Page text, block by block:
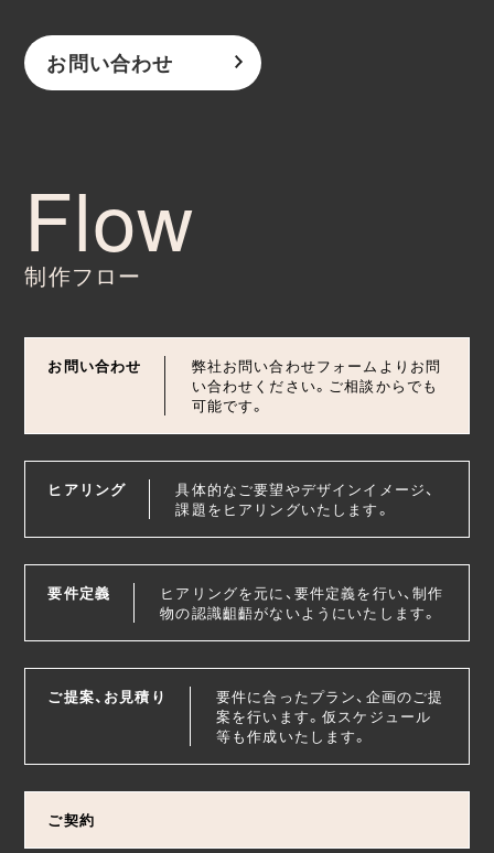
お問い合わせ
制作フロー
お問い合わせ
弊社お問い合わせフォームよりお問
い合わせください。ご相談からでも
可能です。
ヒアリング
具体的なご要望やデザインイメージ、
課題をヒアリングいたします。
要件定義
ヒアリングを元に、要件定義を行い、制作
物の認識齟齬がないようにいたします。
ご提案、お見積り
要件に合ったプラン、企画のご提
案を行います。仮スケジュール
等も作成いたします。
ご契約